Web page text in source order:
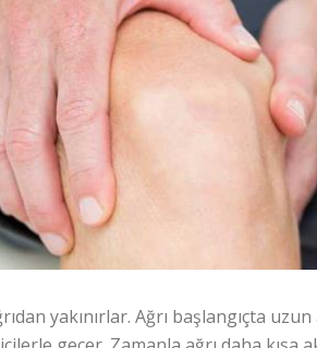
yakınırlar. Ağrı başlangıçta